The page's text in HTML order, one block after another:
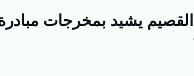
يشيد بمخرجات مبادرة